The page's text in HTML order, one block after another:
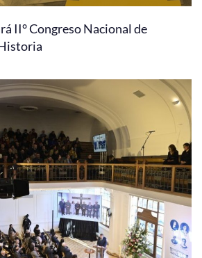
II° Congreso Nacional de